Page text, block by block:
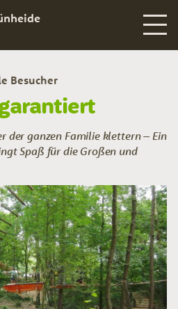
Besucher
der ganzen Familie klettern – Ein
Spaß für die Großen und